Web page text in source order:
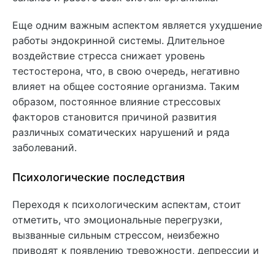
Еще одним важным аспектом является ухудшение
работы эндокринной системы. Длительное
воздействие стресса снижает уровень
тестостерона, что, в свою очередь, негативно
влияет на общее состояние организма. Таким
образом, постоянное влияние стрессовых
факторов становится причиной развития
различных соматических нарушений и ряда
заболеваний.
Психологические последствия
Переходя к психологическим аспектам, стоит
отметить, что эмоциональные перегрузки,
вызванные сильным стрессом, неизбежно
приводят к появлению тревожности, депрессии и